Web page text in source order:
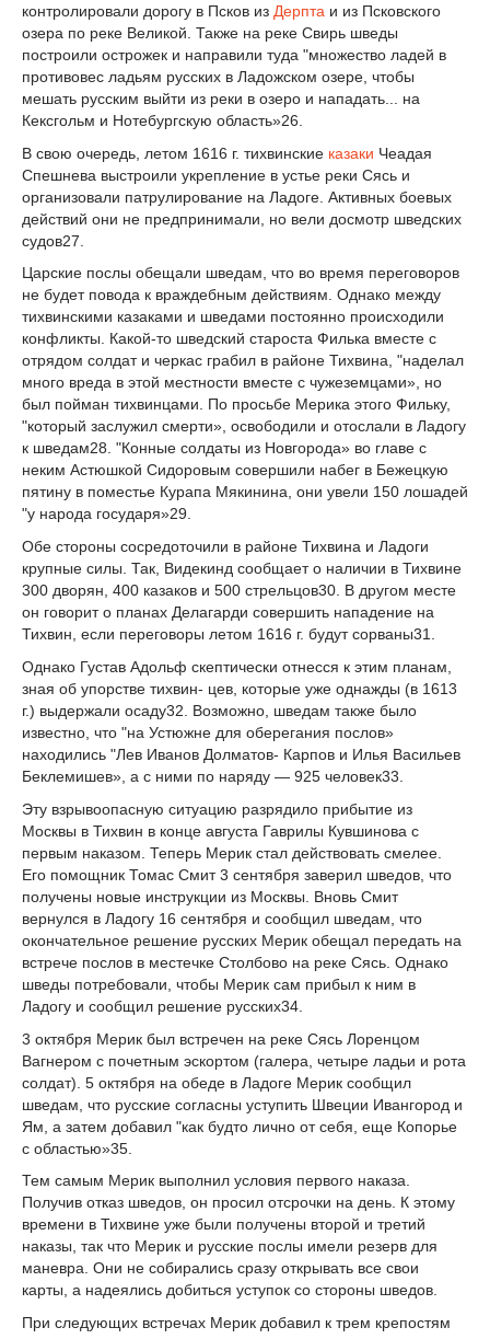
контролировали дорогу в Псков из Дерпта и из Псковского
озера по реке Великой. Также на реке Свирь шведы
построили острожек и направили туда "множество ладей в
противовес ладьям русских в Ладожском озере, чтобы
мешать русским выйти из реки в озеро и нападать... на
Кексгольм и Нотебургскую область»26
В свою очередь, летом 1616 г. тихвинские казаки Чеадая
Спешнева выстроили укреп­ление в устье реки Сясь и
организовали патрулирование на Ладоге. Активных боевых
действий они не предпринимали, но вели досмотр шведских
судов27
Царские послы обещали шведам, что во время переговоров
не будет повода к враж­дебным действиям. Однако между
тихвинскими казаками и шведами постоянно происхо­дили
конфликты. Какой-то шведский староста Филька вместе с
отрядом солдат и черкас грабил в районе Тихвина, "наделал
много вреда в этой местности вместе с чужеземца­ми», но
был пойман тихвинцами. По просьбе Мерика этого Фильку,
"который заслужил смерти», освободили и отослали в Ладогу
к шведам28. "Конные солдаты из Новгорода» во главе с
неким Астюшкой Сидоровым совершили набег в Бежецкую
пятину в поместье Курапа Мякинина, они увели 150 лошадей
"у народа государя»29.
Обе стороны сосредоточили в районе Тихвина и Ладоги
крупные силы. Так, Видекинд сообщает о наличии в Тихвине
300 дворян, 400 казаков и 500 стрельцов30 . В другом мес­те
он говорит о планах Делагарди совершить нападение на
Тихвин, если переговоры ле­том 1616 г. будут сорваны31
Однако Густав Адольф скептически отнесся к этим планам,
зная об упорстве тихвин- цев, которые уже однажды (в 1613
г.) выдержали осаду32 . Возможно, шведам также было
известно, что "на Устюжне для оберегания послов»
находились "Лев Иванов Долматов- Карпов и Илья Васильев
Беклемишев», а с ними по наряду — 925 человек33
Эту взрывоопасную ситуацию разрядило прибытие из
Москвы в Тихвин в конце ав­густа Гаврилы Кувшинова с
первым наказом. Теперь Мерик стал действовать смелее.
Его помощник Томас Смит 3 сентября заверил шведов, что
получены новые инструкции из Москвы. Вновь Смит
вернулся в Ладогу 16 сентября и сообщил шведам, что
окончатель­ное решение русских Мерик обещал передать на
встрече послов в местечке Столбово на реке Сясь. Однако
шведы потребовали, чтобы Мерик сам прибыл к ним в
Ладогу и со­общил решение русских34
3 октября Мерик был встречен на реке Сясь Лоренцом
Вагнером с почетным эскор­том (галера, четыре ладьи и рота
солдат). 5 октября на обеде в Ладоге Мерик сообщил
шведам, что русские согласны уступить Швеции Ивангород и
Ям, а затем добавил "как будто лично от себя, еще Копорье
с областью»35
Тем самым Мерик выполнил условия первого наказа.
Получив отказ шведов, он про­сил отсрочки на день. К этому
времени в Тихвине уже были получены второй и третий
наказы, так что Мерик и русские послы имели резерв для
маневра. Они не собирались сразу открывать все свои
карты, а надеялись добиться уступок со стороны шведов.
При следующих встречах Мерик добавил к трем крепостям